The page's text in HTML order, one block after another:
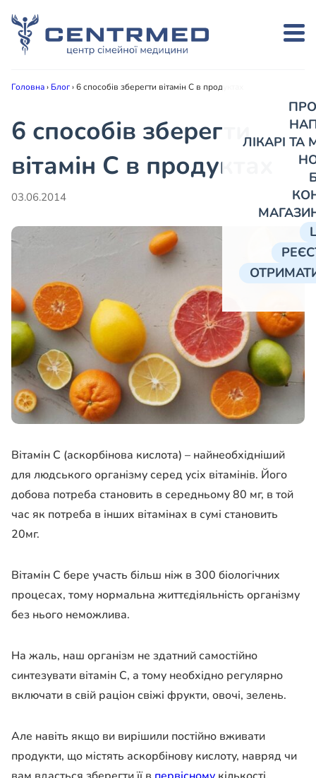
ЛІКАРІ
Головна› Блог›6 способів зберегти вітамін С в продуктах
6 способів зберегти
вітамін С в продуктах
03.06.2014
Вітамін С (аскорбінова кислота) – найнеобхідніший
для людського організму серед усіх вітамінів. Його
добова потреба становить в середньому 80 мг, в той
час як потреба в інших вітамінах в сумі становить
20мг.
Вітамін С бере участь більш ніж в 300 біологічних
процесах, тому нормальна життєдіяльність організму
без нього неможлива.
На жаль, наш організм не здатний самостійно
синтезувати вітамін С, а тому необхідно регулярно
включати в свій раціон свіжі фрукти, овочі, зелень.
Але навіть якщо ви вирішили постійно вживати
продукти, що містять аскорбінову кислоту, навряд чи